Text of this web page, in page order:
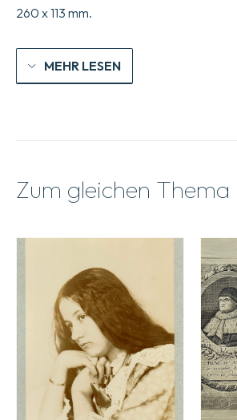
260 x 113 mm.
MEHR LESEN
Zum gleichen Thema